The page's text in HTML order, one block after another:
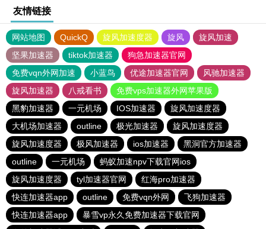
友情链接
网站地图 QuickQ 旋风加速度器 旋风
旋风加速
坚果加速器
tiktok加速器
狗急加速器官网
免费vqn外网加速
小蓝鸟 优途加速器官网
风驰加速器
旋风加速器
八戒看书
免费vps加速器外网苹果版
黑豹加速器
一元机场 IOS加速器
旋风加速度器
大机场加速器
outline 极光加速器
旋风加速度器
旋风加速度器
极风加速器 ios加速器
黑洞官方加速器
outline
一元机场
蚂蚁加速npv下载官网ios
旋风加速度器
tyl加速器官网
红海pro加速器
快连加速器app
outline 免费vqn外网
飞狗加速器
快连加速器app
暴雪vp永久免费加速器下载官网